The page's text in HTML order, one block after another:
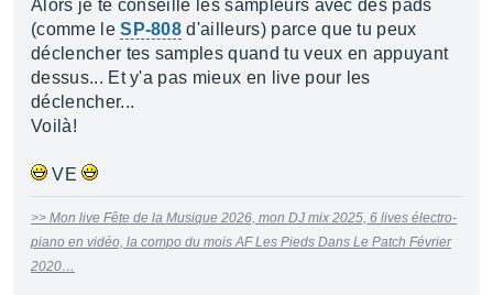
Alors je te conseille les sampleurs avec des pads
(comme leSP-808 d'ailleurs) parce que tu peux
déclencher tes samples quand tu veux en appuyant
dessus... Et y'a pas mieux en live pour les
déclencher...
Voilà!
VE
>> Mon live Fête de la Musique 2026, mon DJ mix 2025, 6 lives électro-
piano en vidéo, la compo du mois AF Les Pieds Dans Le Patch Février
2020…